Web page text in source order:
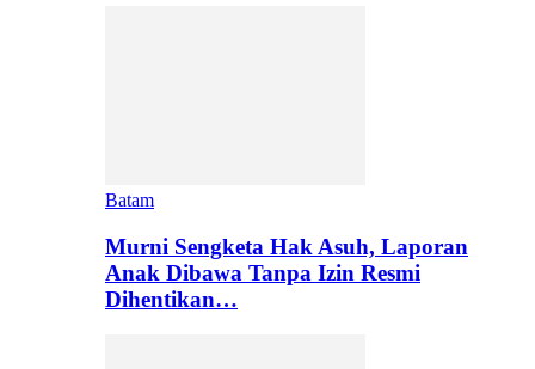
Batam
Murni Sengketa Hak Asuh, Laporan
Anak Dibawa Tanpa Izin Resmi
Dihentikan…